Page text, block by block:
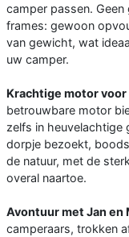
camper passen.
frames: gewoon
van gewicht, wat
uw camper.
Krachtige motor
betrouwbare motor
zelfs in heuvelachtige
dorpje bezoekt,
de natuur, met de
overal naartoe.
Avontuur met Jan en
camperaars, trokken